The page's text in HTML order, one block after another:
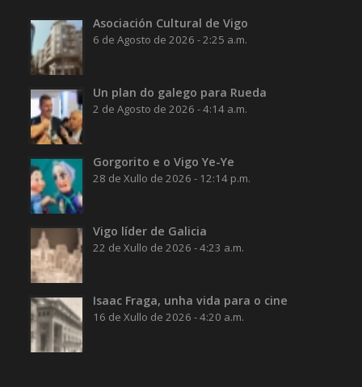
Asociación Cultural de Vigo
6 de Agosto de 2026 - 2:25 a.m.
Un plan do galego para Rueda
2 de Agosto de 2026 - 4:14 a.m.
Gorgorito e o Vigo Ye-Ye
28 de Xullo de 2026 - 12:14 p.m.
Vigo líder de Galicia
22 de Xullo de 2026 - 4:23 a.m.
Isaac Fraga, unha vida para o cine
16 de Xullo de 2026 - 4:20 a.m.